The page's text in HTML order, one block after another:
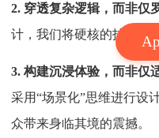
2. 穿透复杂逻辑，而非仅
计，我们将硬核的技术与
3. 构建沉浸体验，而非仅
采用“场景化”思维进行设
众带来身临其境的震撼。